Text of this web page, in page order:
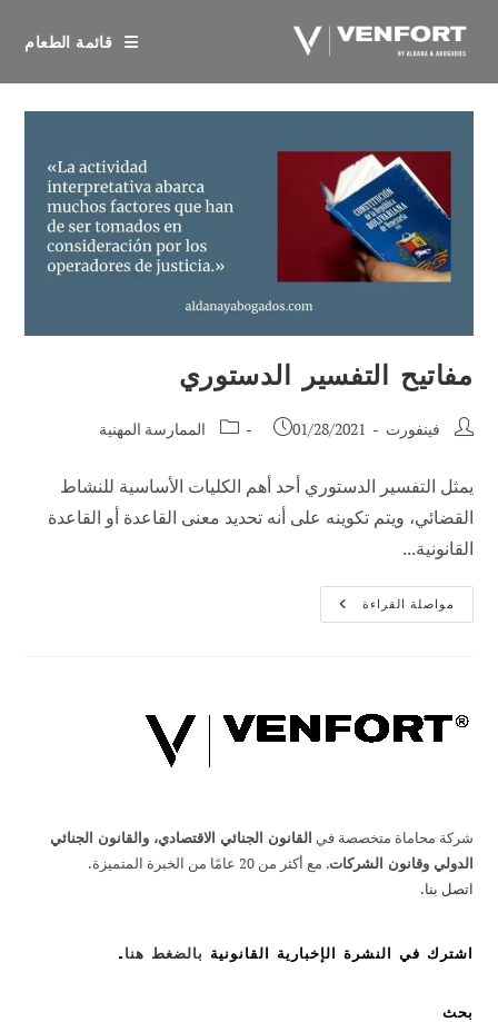
قائمة الطعام
مفاتيح التفسير الدستوري
مؤلففينفورت
تم
01/28/2021
فئة
الممارسة المهنية
يمثل التفسير الدستوري أحد أهم الكليات الأساسية للنشاط
القضائي، ويتم تكوينه على أنه تحديد معنى القاعدة أو القاعدة
القانونية...
مواصلة القراءةمفاتيح
التفسير
شركة محاماة متخصصة في القانون الجنائي الاقتصادي، والقانون الجنائي
الدولي وقانون الشركات. مع أكثر من 20 عامًا من الخبرة المتميزة.
اتصل بنا.
اشترك في النشرة الإخبارية القانونية بالضغط هنا.
بحث